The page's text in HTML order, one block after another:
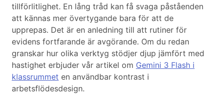
tillförlitlighet. En lång tråd kan få svaga påståenden
att kännas mer övertygande bara för att de
upprepas. Det är en anledning till att rutiner för
evidens fortfarande är avgörande. Om du redan
granskar hur olika verktyg stödjer djup jämfört med
hastighet erbjuder vår artikel om Gemini 3 Flash i
klassrummet en användbar kontrast i
arbetsflödesdesign.